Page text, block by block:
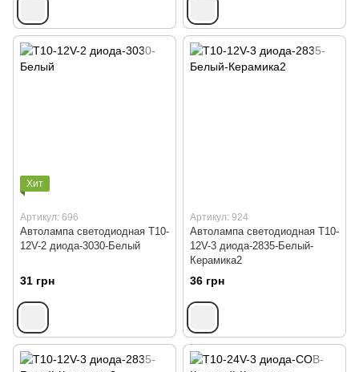
Хит
Артикул: 696
Автолампа светодиодная T10-
12V-2 диода-3030-Белый
31 грн
Артикул: 924
Автолампа светодиодная Т10-
12V-3 диода-2835-Белый-
Керамика2
36 грн